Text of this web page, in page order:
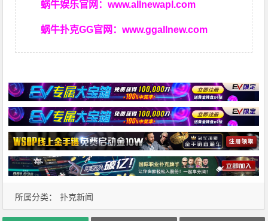
蜗牛娱乐官网：www.allnewapl.com
蜗牛扑克GG官网：www.ggallnew.com
所属分类： 扑克新闻